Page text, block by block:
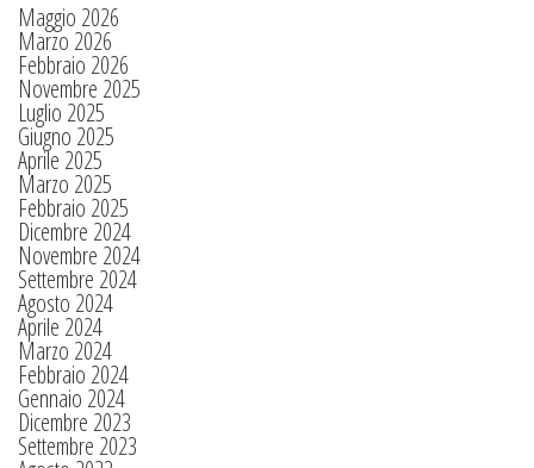
Maggio 2026
Marzo 2026
Febbraio 2026
Novembre 2025
Luglio 2025
Giugno 2025
Aprile 2025
Marzo 2025
Febbraio 2025
Dicembre 2024
Novembre 2024
Settembre 2024
Agosto 2024
Aprile 2024
Marzo 2024
Febbraio 2024
Gennaio 2024
Dicembre 2023
Settembre 2023